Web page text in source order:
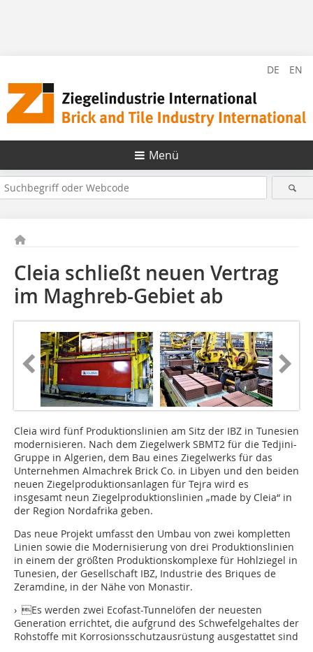
DE EN
Menü
Cleia schließt neuen Vertrag
im Maghreb-Gebiet ab
Cleia wird fünf Produktionslinien am Sitz der IBZ in Tunesien
modernisieren. Nach dem Ziegelwerk SBMT2 für die Tedjini-
Gruppe in Algerien, dem Bau eines Ziegelwerks für das
Unternehmen Almachrek Brick Co. in Libyen und den beiden
neuen Ziegelproduktionsanlagen für Tejra wird es
insgesamt neun Ziegelproduktionslinien „made by Cleia“ in
der Region Nordafrika geben.
Das neue Projekt umfasst den Umbau von zwei kompletten
Linien sowie die Modernisierung von drei Produktionslinien
in einem der größten Produktionskomplexe für Hohlziegel in
Tunesien, der Gesellschaft IBZ, Industrie des Briques de
Zeramdine, in der Nähe von Monastir.
› Es werden zwei Ecofast-Tunnelöfen der neuesten
Generation errichtet, die aufgrund des Schwefelgehaltes der
Rohstoffe mit Korrosionsschutzausrüstung ausgestattet sind